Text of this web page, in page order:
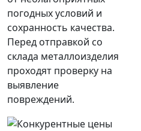
погодных условий и
сохранность качества.
Перед отправкой со
склада металлоизделия
проходят проверку на
выявление
повреждений.